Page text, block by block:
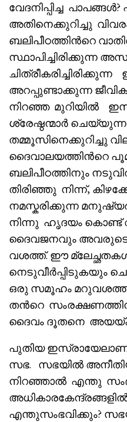
വേദനിപ്പിച്ച
അതിനെക്കുറിച്ചു
ബലിപീഠത്തിൻറെ
സ്ഥാപിച്ചിരിക്കുന്ന
അറപ്പുണ്ടാക്കുന്ന
നിറഞ്ഞ മുറിയിൽ
ശ്രേഷ്ഠന്മാർ
തമ്മൂസിനെക്കുറിച്ചു
ദൈവാലയത്തിൻറെ
ബലിപീഠത്തിനും
തിരിഞ്ഞു നിന്ന്,
നമസ്കരിക്കുന്ന
നിന്നു ഹൃദയം
ദൈവജനവും അവരുടെ
വശത്ത്. ഈ
നെടുവീർപ്പിടുകയും
ഒരു സമൂഹം മറുവശത്ത്.
തൻറെ
ദൈവം ദൂതനെ
പുതിയ
സഭ. സഭയിൽ
നിറഞ്ഞാൽ എന്തു
എന്തുസംഭവിക്കും?